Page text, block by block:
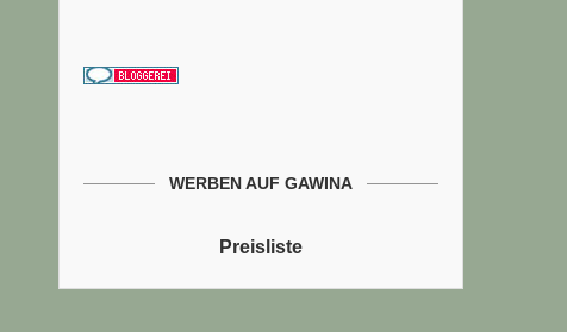
WERBEN AUF GAWINA
Preisliste